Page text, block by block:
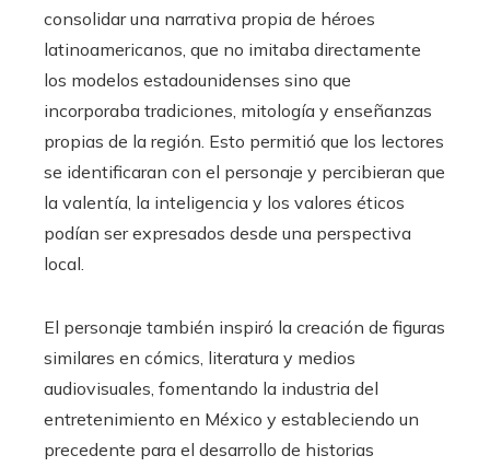
consolidar una narrativa propia de héroes
latinoamericanos, que no imitaba directamente
los modelos estadounidenses sino que
incorporaba tradiciones, mitología y enseñanzas
propias de la región. Esto permitió que los lectores
se identificaran con el personaje y percibieran que
la valentía, la inteligencia y los valores éticos
podían ser expresados desde una perspectiva
local.
El personaje también inspiró la creación de figuras
similares en cómics, literatura y medios
audiovisuales, fomentando la industria del
entretenimiento en México y estableciendo un
precedente para el desarrollo de historias